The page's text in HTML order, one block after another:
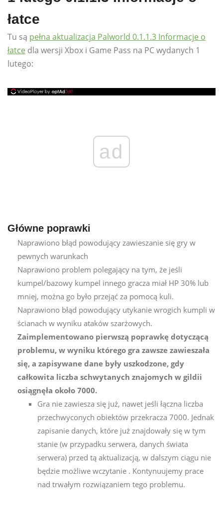
łatce
Tu są pełna aktualizacja Palworld 0.1.1.3 Informacje o
łatce dla wersji Xbox i Game Pass na PC wydanych 1
lutego:
ad
Główne poprawki
Naprawiono błąd powodujący zawieszanie się gry w
pewnych warunkach
Naprawiono problem polegający na tym, że jeśli
kumpel/bazowy kumpel innego gracza miał HP 30% lub
mniej, można go było przejąć za pomocą kuli.
Naprawiono błąd powodujący utykanie wrogich kumpli w
ścianach w wyniku ataków szarżowych.
Zaimplementowano pierwszą poprawkę dotyczącą
problemu, w wyniku którego gra zawsze zawieszała
się, a zapisywane dane były uszkodzone, gdy
całkowita liczba schwytanych znajomych w gildii
osiągnęła około 7000.
Gra nie zawiesza się już, nawet jeśli łączna liczba
przechwyconych obiektów przekracza 7000. Jednak
zapisanie danych, które już znajdowały się w tym
stanie (w przypadku serwera, danych świata
serwera) przed tą aktualizacją, w dalszym ciągu nie
będzie możliwe wczytanie . Kontynuujemy prace
nad trwałym rozwiązaniem tego problemu.